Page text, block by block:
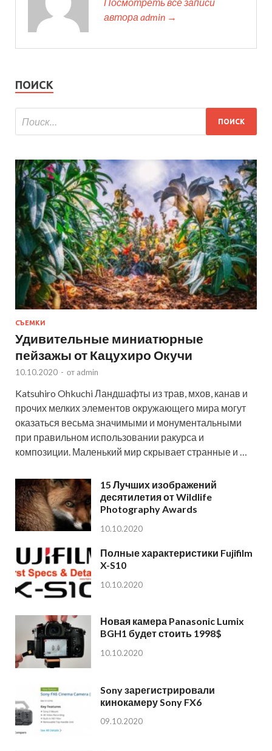
Посмотреть все записи
автора admin →
ПОИСК
СЪЕМКИ
Удивительные миниатюрные
пейзажы от Кацухиро Окучи
10.10.2020 - от admin
Katsuhiro Ohkuchi Ландшафты из трав, мхов, канав и
прочих мелких элементов окружающего мира могут
оказаться весьма значимыми и монументальными
при правильном использовании ракурса и
композиции. Маленький мир скрывает странные и …
15 Лучших изображений
десятилетия от Wildlife
Photography Awards
10.10.2020
Полные характеристики Fujifilm
X-S10
10.10.2020
Новая камера Panasonic Lumix
BGH1 будет стоить 1998$
10.10.2020
Sony зарегистрировали
кинокамеру Sony FX6
09.10.2020